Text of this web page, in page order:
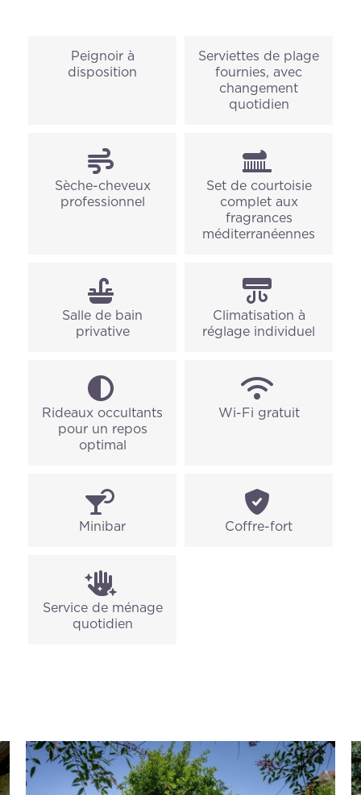
Peignoir à
disposition
Serviettes de plage
fournies, avec
changement
quotidien
Sèche-cheveux
professionnel
Set de courtoisie
complet aux
fragrances
méditerranéennes
Salle de bain
privative
Climatisation à
réglage individuel
Rideaux occultants
pour un repos
optimal
Wi-Fi gratuit
Minibar Coffre-fort
Service de ménage
quotidien